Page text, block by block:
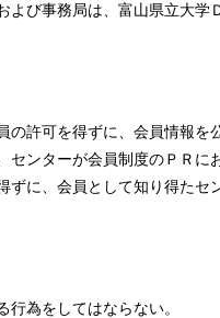
び事務局は、富山県立大学
許可を得ずに、会員情報を
センターが会員制度のＰＲに
ずに、会員として知り得た
為をしてはならない。